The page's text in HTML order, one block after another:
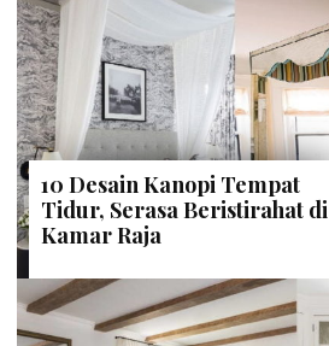
10 Desain Kanopi Tempat
Tidur, Serasa Beristirahat di
Kamar Raja